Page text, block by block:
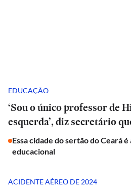
EDUCAÇÃO
‘Sou o único professor de
esquerda’, diz secretário
Essa cidade do sertão do Ceará é
educacional
ACIDENTE AÉREO DE 2024